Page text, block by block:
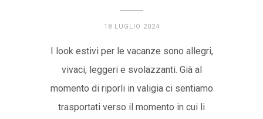
18 LUGLIO 2024
I look estivi per le vacanze sono allegri,
vivaci, leggeri e svolazzanti. Già al
momento di riporli in valigia ci sentiamo
trasportati verso il momento in cui li